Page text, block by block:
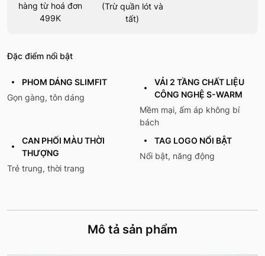
hàng từ hoá đơn
499K
(Trừ quần lót và
tất)
Đặc điểm nổi bật
PHOM DÁNG SLIMFIT
Gọn gàng, tôn dáng
VẢI 2 TẦNG CHẤT LIỆU
CÔNG NGHỆ S-WARM
Mềm mại, ấm áp không bí
bách
CAN PHỐI MÀU THỜI
THƯỢNG
Trẻ trung, thời trang
TAG LOGO NỔI BẬT
Nổi bật, năng động
Mô tả sản phẩm